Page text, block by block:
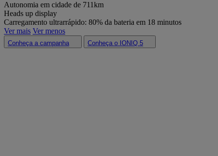
Autonomia em cidade de 711km
Heads up display
Carregamento ultrarrápido: 80% da bateria em 18 minutos
Ver mais Ver menos
Conheça a campanha Conheça o IONIQ 5